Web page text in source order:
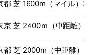
都 芝 1600m（マイル）
京 芝 2400ｍ（中距離）
都 芝 2000m（中距離）